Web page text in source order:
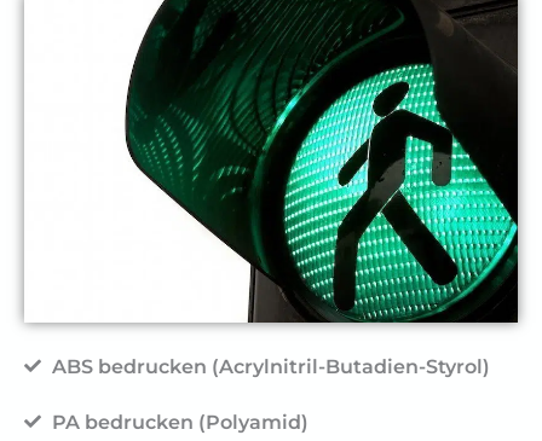
ABS bedrucken (Acrylnitril-Butadien-Styrol)
PA bedrucken (Polyamid)